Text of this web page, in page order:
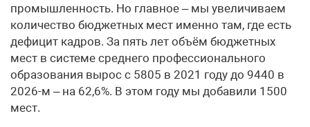
промышленность. Но главное – мы увеличиваем
количество бюджетных мест именно там, где есть
дефицит кадров. За пять лет объём бюджетных
мест в системе среднего профессионального
образования вырос с 5805 в 2021 году до 9440 в
2026-м – на 62,6%. В этом году мы добавили 1500
мест.